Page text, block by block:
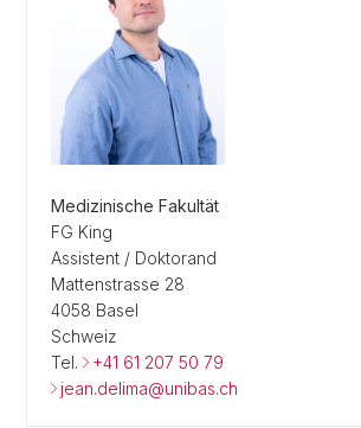
Medizinische Fakultät
FG King
Assistent / Doktorand
Mattenstrasse 28
4058 Basel
Schweiz
Tel.
+41 61 207 50 79
jean.delima@unibas.ch